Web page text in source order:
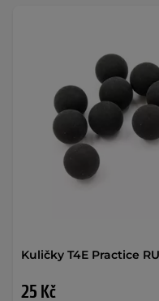
Kuličky T4E Practice
25 Kč